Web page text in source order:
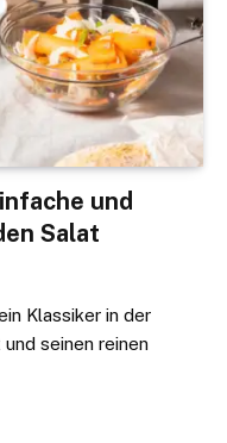
und
Salat
Klassiker in der
seinen reinen